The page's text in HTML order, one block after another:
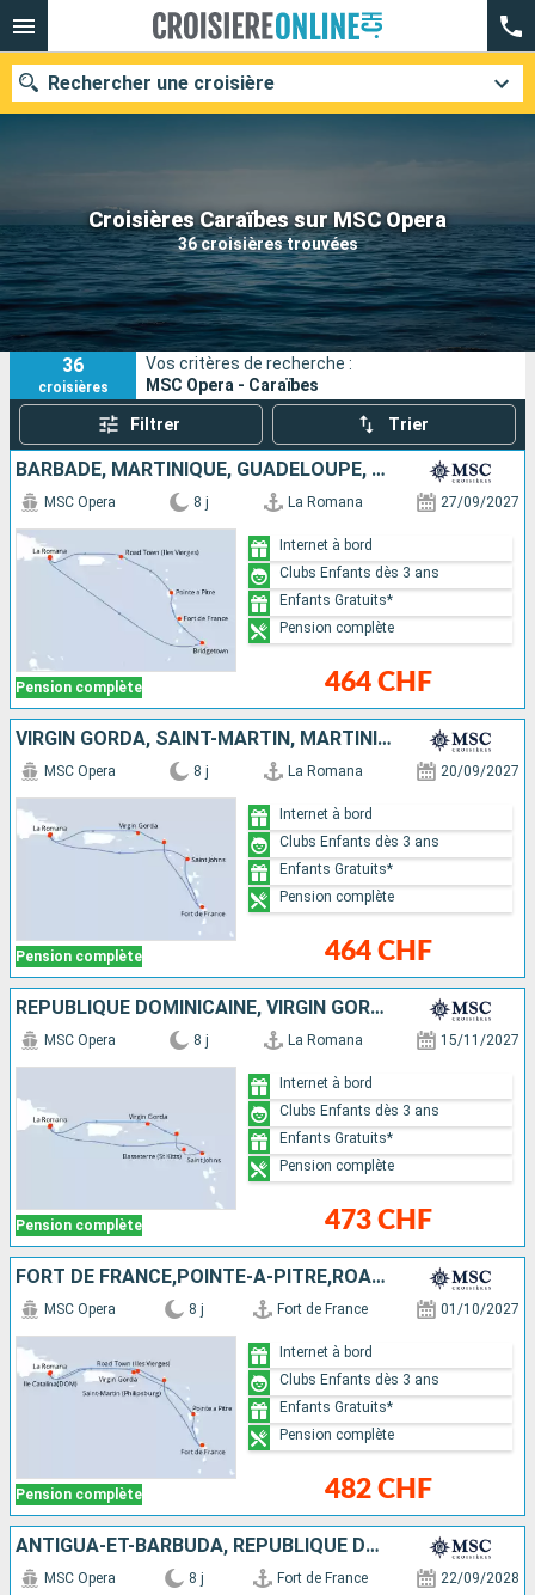
Croisières Caraïbes sur MSC Opera
36 croisières trouvées
Rechercher une croisière
Nos destinations
Mois de départ
Ports Compagnies
Rechercher
36
croisières
Vos critères de recherche :
MSC Opera - Caraïbes
Filtrer Trier
BARBADE, MARTINIQUE, GUADELOUPE, TORTOLA, RÉPUBLIQUE DOMINICAINE
Pension complète
MSC Opera 8 j La Romana 27/09/2027
464 CHF
Internet à bord
Clubs Enfants dès 3 ans
Enfants Gratuits*
Pension complète
VIRGIN GORDA, SAINT-MARTIN, MARTINIQUE, ANTIGUA-ET-BARBUDA, RÉPUBLIQUE DOMINICAINE
Pension complète
MSC Opera 8 j La Romana 20/09/2027
464 CHF
Internet à bord
Clubs Enfants dès 3 ans
Enfants Gratuits*
Pension complète
RÉPUBLIQUE DOMINICAINE, VIRGIN GORDA, SAINT-MARTIN, SAINT-CHRISTOPHE-ET-NIÉVÈS, ANTIGUA-ET-BARBUDA
Pension complète
MSC Opera 8 j La Romana 15/11/2027
473 CHF
Internet à bord
Clubs Enfants dès 3 ans
Enfants Gratuits*
Pension complète
FORT DE FRANCE,POINTE-A-PITRE,ROAD TOWN,LA ROMANA,CATALINA ISLAND
Pension complète
MSC Opera 8 j Fort de France 01/10/2027
482 CHF
Internet à bord
Clubs Enfants dès 3 ans
Enfants Gratuits*
Pension complète
ANTIGUA-ET-BARBUDA, RÉPUBLIQUE DOMINICAINE, BARBADE, MARTINIQUE
MSC Opera 8 j Fort de France 22/09/2028